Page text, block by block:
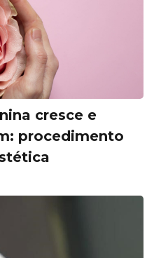
cresce e
procedimento